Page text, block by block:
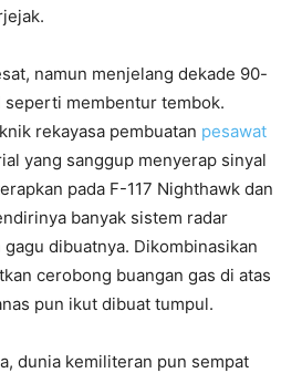
namun menjelang dekade 90-
seperti membentur tembok.
rekayasa pembuatan pesawat
yang sanggup menyerap sinyal
pada F-117 Nighthawk dan
banyak sistem radar
dibuatnya. Dikombinasikan
cerobong buangan gas di atas
pun ikut dibuat tumpul.
dunia kemiliteran pun sempat